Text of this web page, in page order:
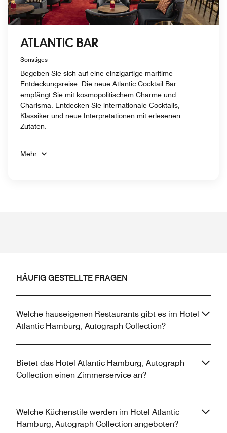
ATLANTIC BAR
Sonstiges
Begeben Sie sich auf eine einzigartige maritime
Entdeckungsreise: Die neue Atlantic Cocktail Bar
empfängt Sie mit kosmopolitischem Charme und
Charisma. Entdecken Sie internationale Cocktails,
Klassiker und neue Interpretationen mit erlesenen
Zutaten.
Mehr
HÄUFIG GESTELLTE FRAGEN
Welche hauseigenen Restaurants gibt es im Hotel
Atlantic Hamburg, Autograph Collection?
Bietet das Hotel Atlantic Hamburg, Autograph
Collection einen Zimmerservice an?
Welche Küchenstile werden im Hotel Atlantic
Hamburg, Autograph Collection angeboten?